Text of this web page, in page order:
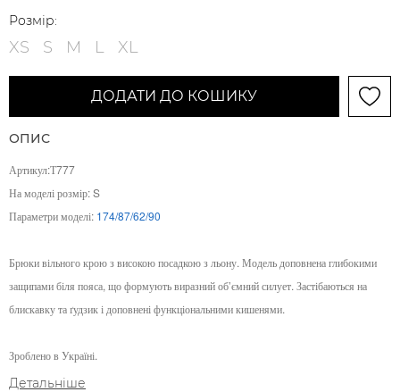
Розмір:
XS S M L XL
ДОДАТИ ДО КОШИКУ
ОПИС
Артикул:Т777
На моделі розмір: S
Параметри моделі: 174/87/62/90
Брюки вільного крою з високою посадкою з льону. Модель доповнена глибокими
защипами біля пояса, що формують виразний об’ємний силует. Застібаються на
блискавку та ґудзик і доповнені функціональними кишенями.
Зроблено в Україні.
Детальніше